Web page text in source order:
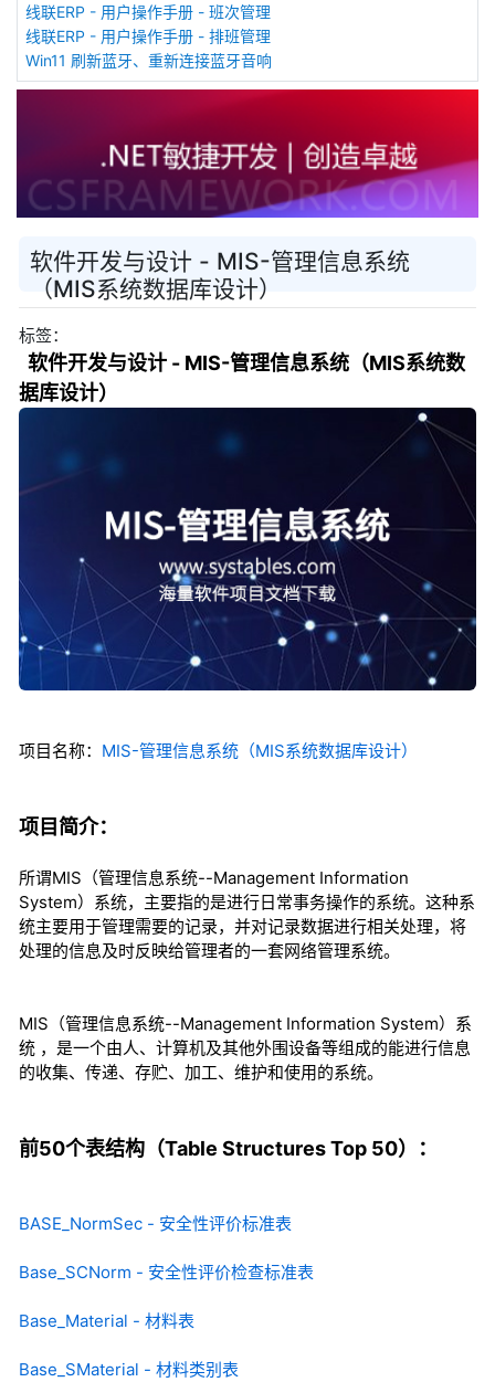
线联ERP - 用户操作手册 - 班次管理
线联ERP - 用户操作手册 - 排班管理
Win11 刷新蓝牙、重新连接蓝牙音响
软件开发与设计 - MIS-管理信息系统
（MIS系统数据库设计）
标签：
软件开发与设计 - MIS-管理信息系统（MIS系统数
据库设计）
项目名称： MIS-管理信息系统（MIS系统数据库设计）
项目简介：
所谓MIS（管理信息系统--Management Information
System）系统，主要指的是进行日常事务操作的系统。这种系
统主要用于管理需要的记录，并对记录数据进行相关处理，将
处理的信息及时反映给管理者的一套网络管理系统。
MIS（管理信息系统--Management Information System）系
统 ，是一个由人、计算机及其他外围设备等组成的能进行信息
的收集、传递、存贮、加工、维护和使用的系统。
前50个表结构（Table Structures Top 50）：
BASE_NormSec - 安全性评价标准表
Base_SCNorm - 安全性评价检查标准表
Base_Material - 材料表
Base_SMaterial - 材料类别表